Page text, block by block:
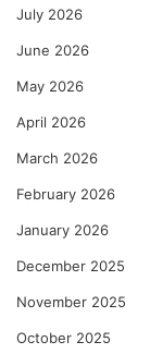
July 2026
June 2026
May 2026
April 2026
March 2026
February 2026
January 2026
December 2025
November 2025
October 2025